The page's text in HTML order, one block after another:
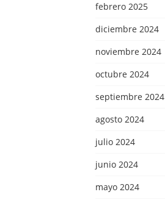
febrero 2025
diciembre 2024
noviembre 2024
octubre 2024
septiembre 2024
agosto 2024
julio 2024
junio 2024
mayo 2024